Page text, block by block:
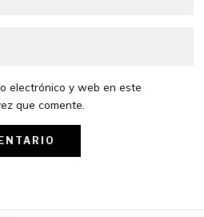
electrónico y web en este
que comente.